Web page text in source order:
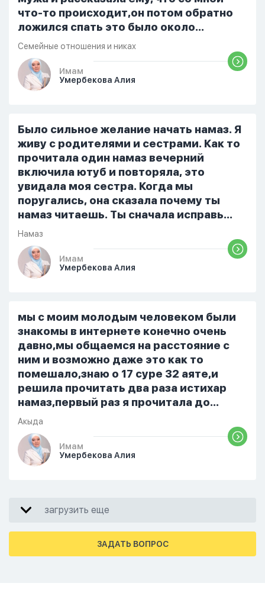
что-то происходит,он потом обратно
ложился спать это было около
одиннадцати вечера. Но я снова
разбудила его, сказав, что мне плохо.
Он ответил: «Я живу с больными». Мне
стало очень обидно, и я решила
проснулся и спросил, что случилось. И
я рассказала о своих проблемах. Затем
я сказала ему:...
Семейные отношения и никах
Имам
Умербекова Алия
Было сильное желание начать намаз. Я
живу с родителями и сестрами. Как то
прочитала один намаз вечерний
включила ютуб и повторяла, это
увидала моя сестра. Когда мы
поругались, она сказала почему ты
намаз читаешь. Ты сначала исправь
себя. После этого я не вставала на
намаз и не видела жайнамаз. Я просто
уже так не могу читать, смотреть . Дуа
я делаю скрытно если делаю дома. Я
От родных же людей.
Намаз
Имам
Умербекова Алия
мы с моим молодым человеком были
знакомы в интернете конечно очень
давно,мы общаемся на расстояние с
ним и возможно даже это как то
помешало,знаю о 17 суре 32 аяте,и
решила прочитать два раза истихар
намаз,первый раз я прочитала до
«Аср» намаза и сначала было
тревожно,позже стало спокойно и в
голову начали лезть только хорошие
мысли,во второй раз когда я решила в
ошибиться и то что намаз не
примется,совершила истихар во время
Акыда
Имам
Умербекова Алия
загрузить еще
ЗАДАТЬ ВОПРОС